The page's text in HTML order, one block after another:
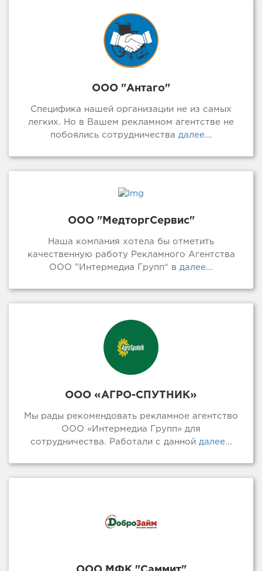
ООО "Антаго"
Специфика нашей организации не из самых
легких. Но в Вашем рекламном агентстве не
побоялись сотрудничества далее...
ООО "МедторгСервис"
Наша компания хотела бы отметить
качественную работу Рекламного Агентства
ООО ”Интермедиа Групп“ в далее...
ООО «АГРО-СПУТНИК»
Мы рады рекомендовать рекламное агентство
ООО «Интермедиа Групп» для
сотрудничества. Работали с даннойдалее...